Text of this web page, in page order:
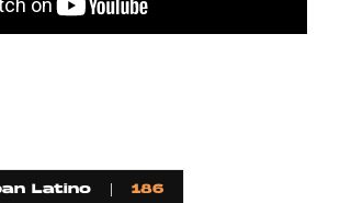
Latino 186